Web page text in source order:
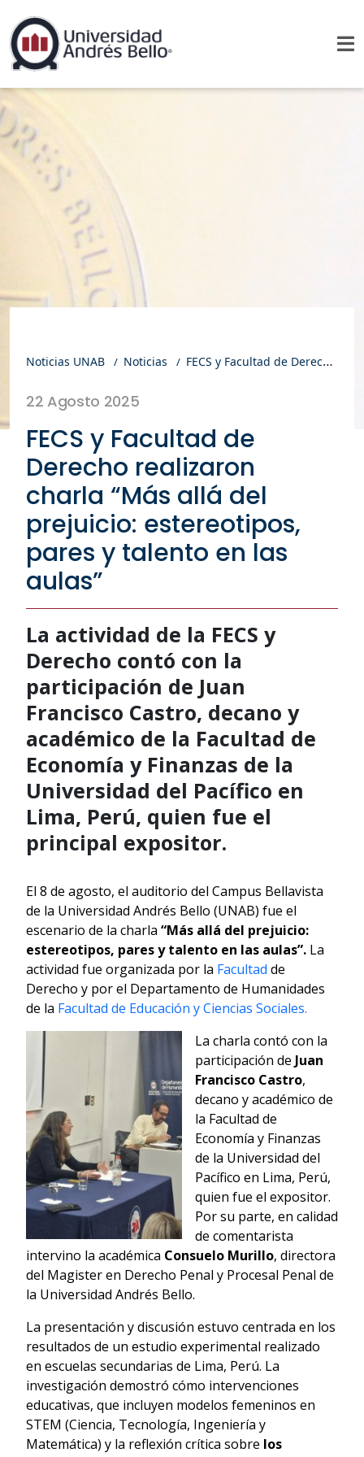
Noticias UNAB Noticias FECS y Facultad de Derecho realizaron charla “Más allá del prejuicio: estereotipos, pares y talento en las aulas”
22 Agosto 2025
FECS y Facultad de
Derecho realizaron
charla “Más allá del
prejuicio: estereotipos,
pares y talento en las
aulas”
La actividad de la FECS y
Derecho contó con la
participación de Juan
Francisco Castro, decano y
académico de la Facultad de
Economía y Finanzas de la
Universidad del Pacífico en
Lima, Perú, quien fue el
principal expositor.
El 8 de agosto, el auditorio del Campus Bellavista
de la Universidad Andrés Bello (UNAB) fue el
escenario de la charla “Más allá del prejuicio:
estereotipos, pares y talento en las aulas”. La
actividad fue organizada por la Facultad de
Derecho y por el Departamento de Humanidades
de la Facultad de Educación y Ciencias Sociales.
La charla contó con la
participación de Juan
Francisco Castro,
decano y académico de
la Facultad de
Economía y Finanzas
de la Universidad del
Pacífico en Lima, Perú,
quien fue el expositor.
Por su parte, en calidad
de comentarista
intervino la académica Consuelo Murillo, directora
del Magister en Derecho Penal y Procesal Penal de
la Universidad Andrés Bello.
La presentación y discusión estuvo centrada en los
resultados de un estudio experimental realizado
en escuelas secundarias de Lima, Perú. La
investigación demostró cómo intervenciones
educativas, que incluyen modelos femeninos en
STEM (Ciencia, Tecnología, Ingeniería y
Matemática) y la reflexión crítica sobre los